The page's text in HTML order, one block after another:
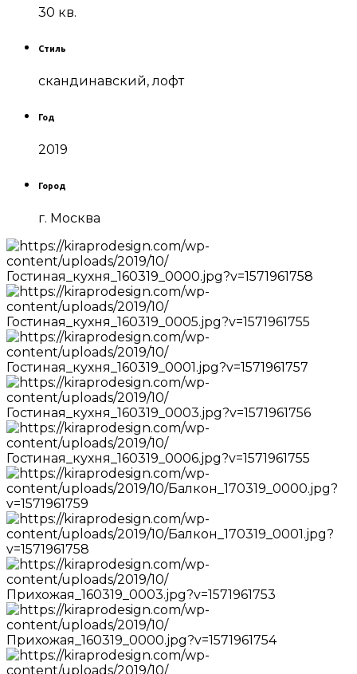
30 кв.
Стиль
скандинавский, лофт
Год
2019
Город
г. Москва